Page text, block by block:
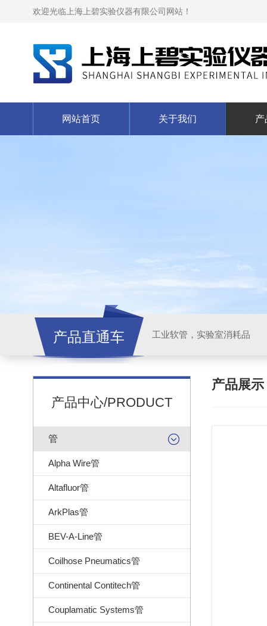
欢迎光临上海上碧实验仪器有限公司网站！
网站首页 关于我们 产
产品直通车 工业软管，实验室消耗品
产品中心/PRODUCT
管
Alpha Wire管
Altafluor管
ArkPlas管
BEV-A-Line管
Coilhose Pneumatics管
Continental Contitech管
Couplamatic Systems管
产品展示